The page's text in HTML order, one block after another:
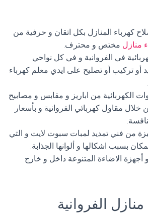
كهرباء المنازل بكل اتقان و حرفية من
منازل مختص و محترف.
في الفروانية و في كل نواحي
أو تركيب أو تصليح على ايدي معلم كهرباء
الكهربائية من اباريز و مقابس و مصابيح
خلال مقاول كهربائي الفروانية و بأسعار
من فني تمديد لمبات سبوت لايت و التي
بسبب اشكالها و ألوانها الجذابة.
أجهزة الاضاءة المتنوعة داخل و خارج
الفروانية